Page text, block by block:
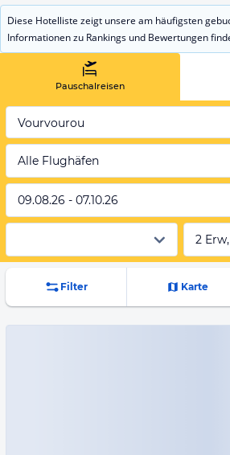
Diese Hotelliste zeigt unsere am häufigsten
Informationen zu Rankings und Bewertungen
Pauschalreisen
Vourvourou
Alle Flughäfen
09.08.26 - 07.10.26
2
Filter Karte